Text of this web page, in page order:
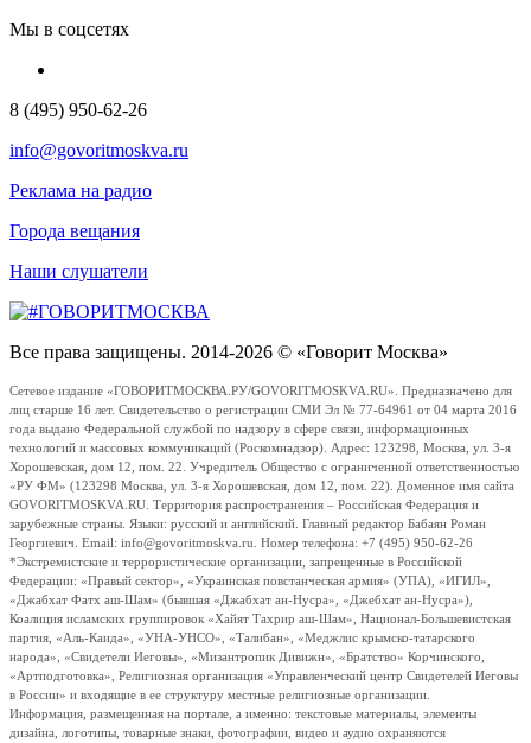
Мы в соцсетях
8 (495) 950-62-26
info@govoritmoskva.ru
Реклама на радио
Города вещания
Наши слушатели
Все права защищены. 2014-2026 © «Говорит Москва»
Сетевое издание «ГОВОРИТМОСКВА.РУ/GOVORITMOSKVA.RU». Предназначено для
лиц старше 16 лет. Свидетельство о регистрации СМИ Эл № 77-64961 от 04 марта 2016
года выдано Федеральной службой по надзору в сфере связи, информационных
технологий и массовых коммуникаций (Роскомнадзор). Адрес: 123298, Москва, ул. 3-я
Хорошевская, дом 12, пом. 22. Учредитель Общество с ограниченной ответственностью
«РУ ФМ» (123298 Москва, ул. 3-я Хорошевская, дом 12, пом. 22). Доменное имя сайта
GOVORITMOSKVA.RU. Территория распространения – Российская Федерация и
зарубежные страны. Языки: русский и английский. Главный редактор Бабаян Роман
Георгиевич. Email: info@govoritmoskva.ru. Номер телефона: +7 (495) 950-62-26
*Экстремистские и террористические организации, запрещенные в Российской
Федерации: «Правый сектор», «Украинская повстанческая армия» (УПА), «ИГИЛ»,
«Джабхат Фатх аш-Шам» (бывшая «Джабхат ан-Нусра», «Джебхат ан-Нусра»),
Коалиция исламских группировок «Хайят Тахрир аш-Шам», Национал-Большевистская
партия, «Аль-Каида», «УНА-УНСО», «Талибан», «Меджлис крымско-татарского
народа», «Свидетели Иеговы», «Мизантропик Дивижн», «Братство» Корчинского,
«Артподготовка», Религиозная организация «Управленческий центр Свидетелей Иеговы
в России» и входящие в ее структуру местные религиозные организации.
Информация, размещенная на портале, а именно: текстовые материалы, элементы
дизайна, логотипы, товарные знаки, фотографии, видео и аудио охраняются